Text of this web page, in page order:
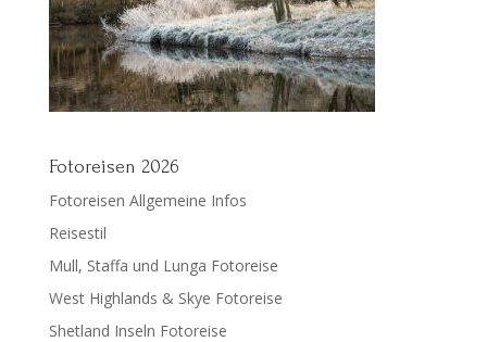
Fotoreisen 2026
Fotoreisen Allgemeine Infos
Reisestil
Mull, Staffa und Lunga Fotoreise
West Highlands & Skye Fotoreise
Shetland Inseln Fotoreise